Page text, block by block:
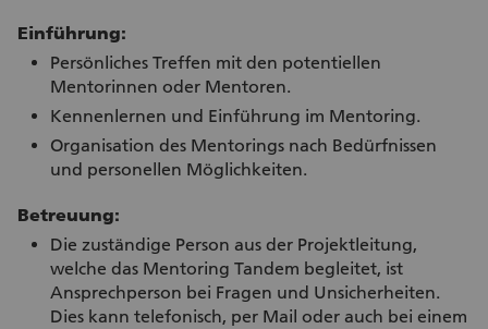
Einführung:
Persönliches Treffen mit den potentiellen
Mentorinnen oder Mentoren.
Kennenlernen und Einführung im Mentoring.
Organisation des Mentorings nach Bedürfnissen
und personellen Möglichkeiten.
Betreuung:
Die zuständige Person aus der Projektleitung,
welche das Mentoring Tandem begleitet, ist
Ansprechperson bei Fragen und Unsicherheiten.
Dies kann telefonisch, per Mail oder auch bei einem